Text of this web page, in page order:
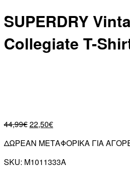
SUPERDRY
Collegiate T-
44,99€22,50€
ΔΩΡΕΑΝ ΜΕΤΑΦΟΡΙΚΑ ΓΙΑ
SKU: M1011333A